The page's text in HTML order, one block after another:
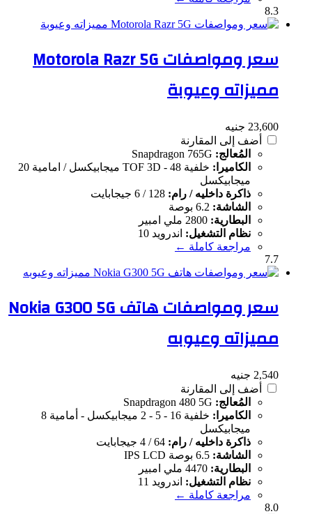
8.3
سعر ومواصفات Motorola Razr 5G
مميزاته وعيوبة
23,600 جنيه
أضف إلى المقارنة
المُعالج:
الكاميرا:
خلفية 48 - TOF 3D ميجابيكسل / امامية 20
ميجابيكسل
ذاكرة داخليه / رام:
الشاشة:
البطارية:
نظام التشغيل: اندرويد 10
مراجعة كاملة ←
7.7
سعر ومواصفات هاتف Nokia G300 5G
مميزاته وعيوبه
2,540 جنيه
أضف إلى المقارنة
المُعالج:
الكاميرا:
خلفية 16 - 5 - 2 ميجابيكسل - أمامية 8
ميجابيكسل
ذاكرة داخليه / رام:
الشاشة:
البطارية:
نظام التشغيل: اندرويد 11
مراجعة كاملة ←
8.0